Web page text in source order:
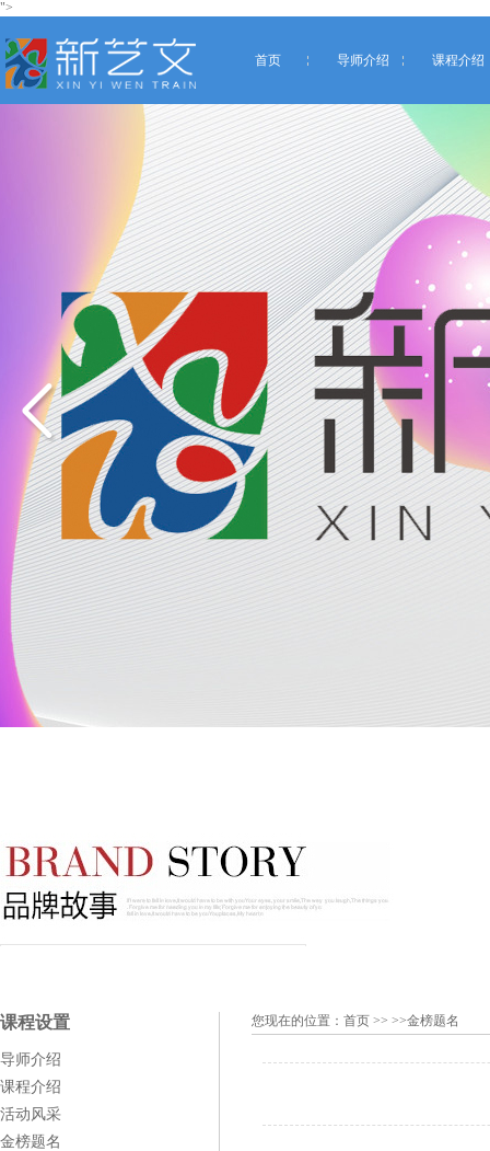
">
首页 导师介绍 课程介绍
课程设置
导师介绍
课程介绍
活动风采
金榜题名
您现在的位置： 首页 >> >>金榜题名